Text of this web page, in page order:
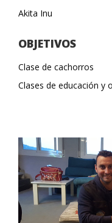
Akita Inu
OBJETIVOS
Clase de cachorros
Clases de educación y